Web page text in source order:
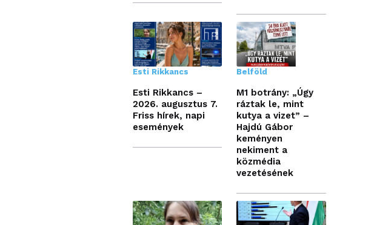
Esti Rikkancs
Esti Rikkancs –
2026. augusztus 7.
Friss hírek, napi
események
Belföld
M1 botrány: „Úgy
ráztak le, mint
kutya a vizet” –
Hajdú Gábor
keményen
nekiment a
közmédia
vezetésének